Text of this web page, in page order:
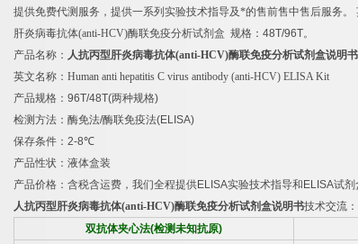
提供免费代测服务，提供一系列实验技术指导及*的售前售中售后服务。
肝炎病毒抗体(anti-HCV)酶联免疫分析试剂盒 规格： 48T/96T。
产品名称： 人抗丙型肝炎病毒抗体(anti-HCV)酶联免疫分析试剂盒说明书
英文名称： Human anti hepatitis C virus antibody (anti-HCV) ELISA Kit
产品规格： 96T/48T(两种规格)
检测方法：酶免法/酶联免疫法(ELISA)
保存条件： 2-8℃
产品性状：液体盒装
产品价格：含税含运费，我们全程提供ELISA实验技术指导和 ELISA试剂
人抗丙型肝炎病毒抗体(anti-HCV)酶联免疫分析试剂盒说明书技术交流：
双抗体夹心法(检测未知抗原)